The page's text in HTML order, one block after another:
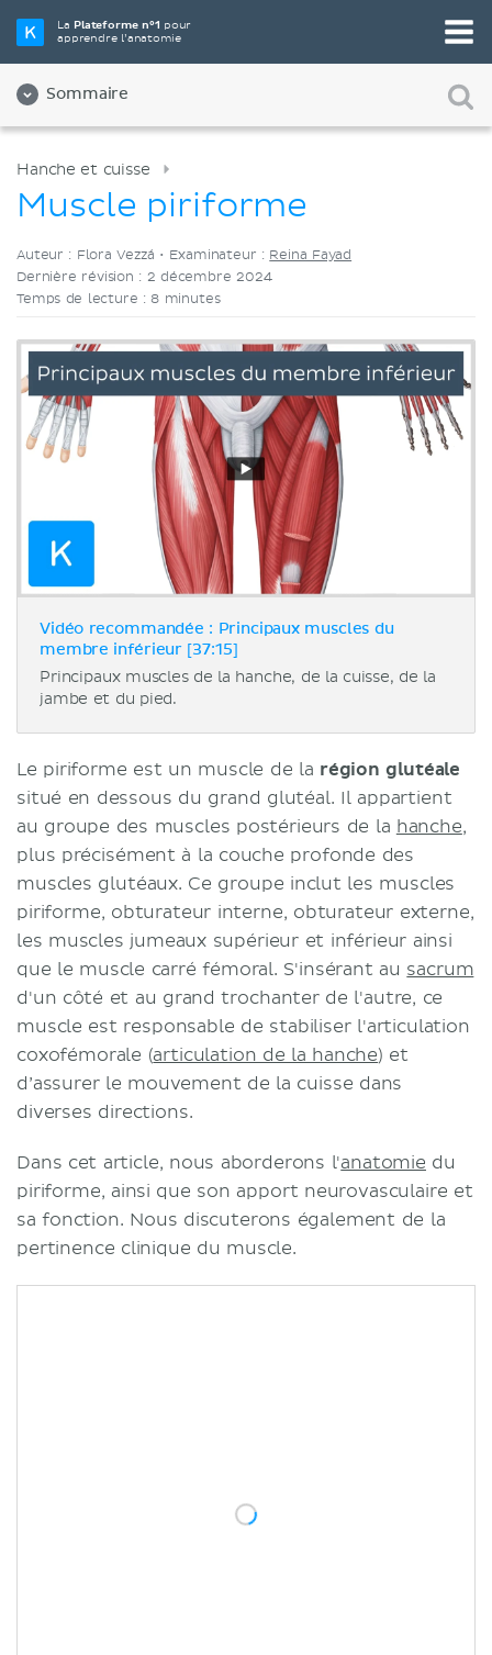
La Plateforme n°1 pour
apprendre l’anatomie
Sommaire
Choisissez votre outil d'étude préféré
Vidéos
Hanche et cuisse
Muscle piriforme
Auteur : Flora Vezzá • Examinateur : Reina Fayad
Dernière révision : 2 décembre 2024
Temps de lecture : 8 minutes
Vidéo recommandée : Principaux muscles du
membre inférieur [37:15]
Principaux muscles de la hanche, de la cuisse, de la
jambe et du pied.
Le piriforme est un muscle de la région glutéale
situé en dessous du grand glutéal. Il appartient
au groupe des muscles postérieurs de la hanche,
plus précisément à la couche profonde des
muscles glutéaux. Ce groupe inclut les muscles
piriforme, obturateur interne, obturateur externe,
les muscles jumeaux supérieur et inférieur ainsi
que le muscle carré fémoral. S'insérant au sacrum
d'un côté et au grand trochanter de l'autre, ce
muscle est responsable de stabiliser l'articulation
coxofémorale (articulation de la hanche) et
d’assurer le mouvement de la cuisse dans
diverses directions.
Dans cet article, nous aborderons l'anatomie du
piriforme, ainsi que son apport neurovasculaire et
sa fonction. Nous discuterons également de la
pertinence clinique du muscle.